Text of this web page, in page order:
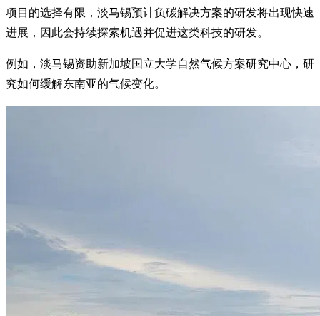
项目的选择有限，淡马锡预计负碳解决方案的研发将出现快速
进展，因此会持续探索机遇并促进这类科技的研发。
例如，淡马锡资助新加坡国立大学自然气候方案研究中心，研
究如何缓解东南亚的气候变化。